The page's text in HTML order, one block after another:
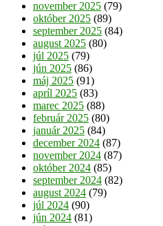
november 2025 (79)
október 2025 (89)
september 2025 (84)
august 2025 (80)
júl 2025 (79)
jún 2025 (86)
máj 2025 (91)
apríl 2025 (83)
marec 2025 (88)
február 2025 (80)
január 2025 (84)
december 2024 (87)
november 2024 (87)
október 2024 (85)
september 2024 (82)
august 2024 (79)
júl 2024 (90)
jún 2024 (81)